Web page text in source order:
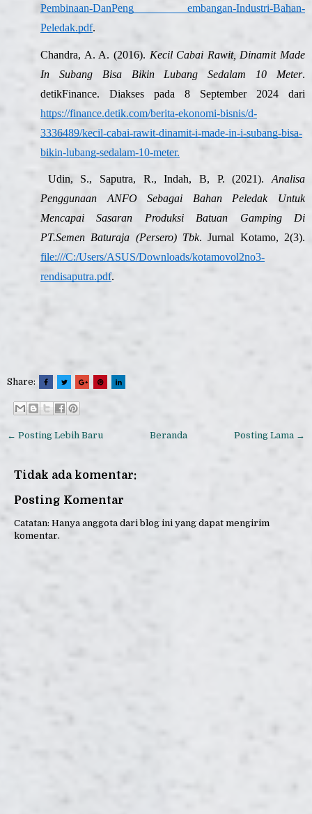
Pembinaan-DanPeng embangan-Industri-Bahan-
Peledak.pdf.
Chandra, A. A. (2016). Kecil Cabai Rawit, Dinamit Made
In Subang Bisa Bikin Lubang Sedalam 10 Meter.
detikFinance. Diakses pada 8 September 2024 dari
https://finance.detik.com/berita-ekonomi-bisnis/d-
3336489/kecil-cabai-rawit-dinamit-i-made-in-i-subang-bisa-
bikin-lubang-sedalam-10-meter.
Udin, S., Saputra, R., Indah, B, P. (2021). Analisa
Penggunaan ANFO Sebagai Bahan Peledak Untuk
Mencapai Sasaran Produksi Batuan Gamping Di
PT.Semen Baturaja (Persero) Tbk. Jurnal Kotamo, 2(3).
file:///C:/Users/ASUS/Downloads/kotamovol2no3-
rendisaputra.pdf.
Share:
← Posting Lebih Baru Posting Lama →
Beranda
Tidak ada komentar:
Posting Komentar
Catatan: Hanya anggota dari blog ini yang dapat mengirim
komentar.